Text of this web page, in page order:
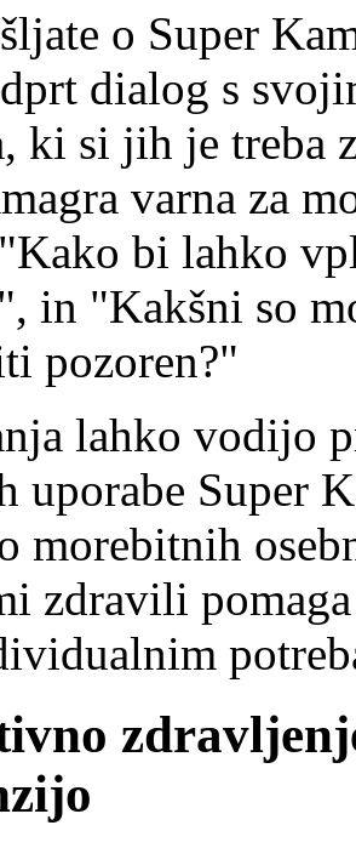
o Super
dialog s
ki si jih je
varna za
bi lahko
in "Kakšni so
pozoren?"
lahko vodijo
uporabe Super
morebitnih
zdravili